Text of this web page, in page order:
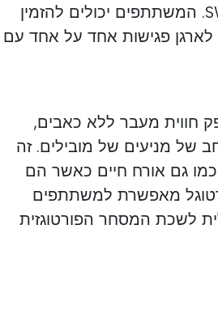
עד 19:30 במלון פסטנה צ'לסי ברידג' בלונדון SW11. המשתתפים יכולים להזמין
לארגן פגישות אחד על אחד עם
חווית מעבר ללא כאבים,
של מניעים של מובילים. זה
גם אורח חיים כאשר הם
מאפשרת למשתתפים
לשכת המסחר הפורטוגזית